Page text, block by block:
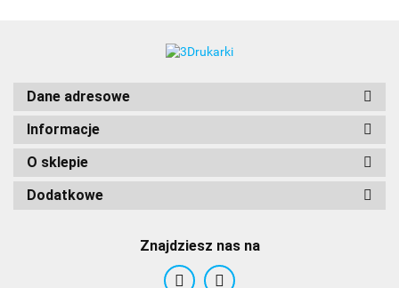
Dane adresowe
Informacje
O sklepie
Dodatkowe
Znajdziesz nas na